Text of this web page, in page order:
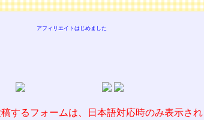
アフィリエイトはじめました
するフォームは、日本語対応時のみ表示さ